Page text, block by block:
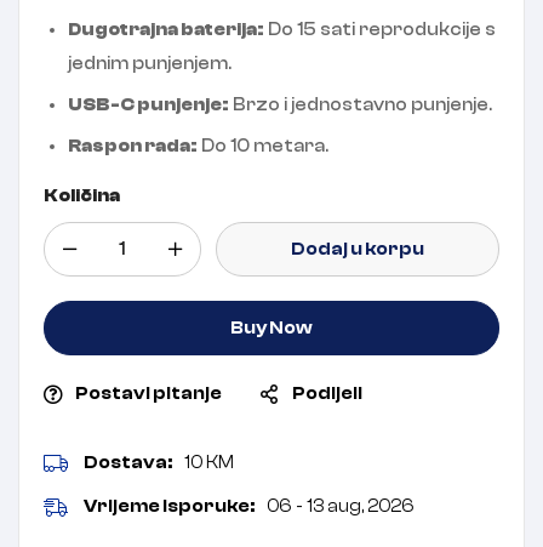
Dugotrajna baterija: Do 15 sati reprodukcije s
jednim punjenjem.
USB-C punjenje: Brzo i jednostavno punjenje.
Raspon rada: Do 10 metara.
Količina
Dodaj u korpu
Buy Now
Postavi pitanje Podijeli
Dostava: 10 KM
Vrijeme isporuke: 06 - 13 aug, 2026